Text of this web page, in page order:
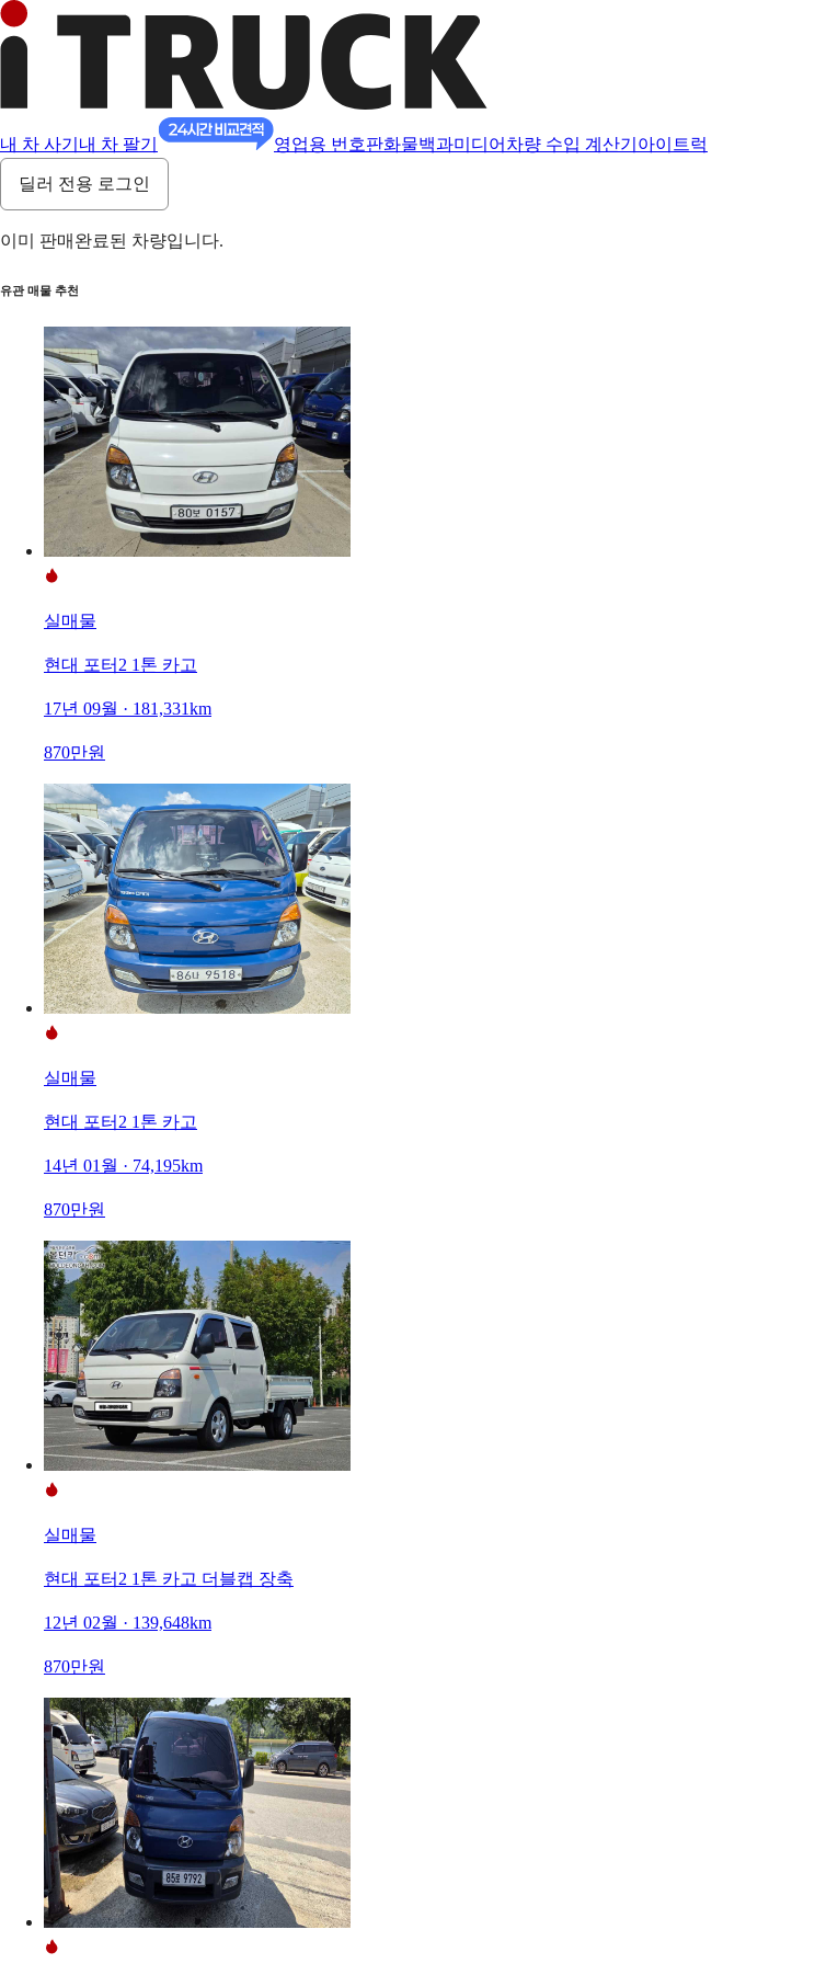
내 차 사기 내 차 팔기 영업용 번호판화물백과미디어 차량 수입 계산기 아이트럭
딜러 전용 로그인
이미 판매완료된 차량입니다.
유관 매물 추천
실매물
현대 포터2 1톤 카고
17년 09월 · 181,331km
870만원
실매물
현대 포터2 1톤 카고
14년 01월 · 74,195km
870만원
실매물
현대 포터2 1톤 카고 더블캡 장축
12년 02월 · 139,648km
870만원